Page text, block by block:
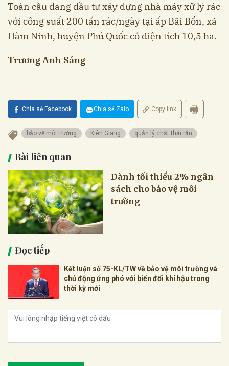
Toàn cầu đang đầu tư xây dựng nhà máy xử lý rác
với công suất 200 tấn rác/ngày tại ấp Bãi Bổn, xã
Hàm Ninh, huyện Phú Quốc có diện tích 10,5 ha.
Trương Anh Sáng
Chia sẻ Facebook Chia sẻ Zalo Copy link
bảo vệ môi trường Kiên Giang quản lý chất thải rắn
Bài liên quan
Dành tối thiểu 2% ngân
sách cho bảo vệ môi
trường
Đọc tiếp
Kết luận số 75-KL/TW về bảo vệ môi trường và
chủ động ứng phó với biến đổi khí hậu trong
thời kỳ mới